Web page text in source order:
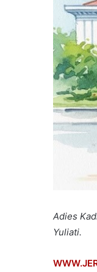
Adies
Yuliati.